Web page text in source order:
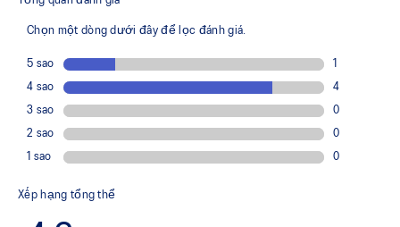
Được thiết kế để cải thiện độ nảy và chiều cao bật nhảy.
Mềm mại và đàn hồi hơn so với đệm FLYTEFOAM™,
mang lại sự êm ái và khả năng phản hồi vượt trội.
Hệ thống TWISTRUSS™
Giúp cải thiện khả năng uốn cong và xoắn, từ đó giảm thất
thoát lực khi bàn chân thực hiện các chuyển động uốn và
xoay. Kết cấu cứng cáp giúp chống xoắn và hoàn trả năng
Công nghệ 3D SPACE CONSTRUCTION™
Giúp cải thiện độ linh hoạt.